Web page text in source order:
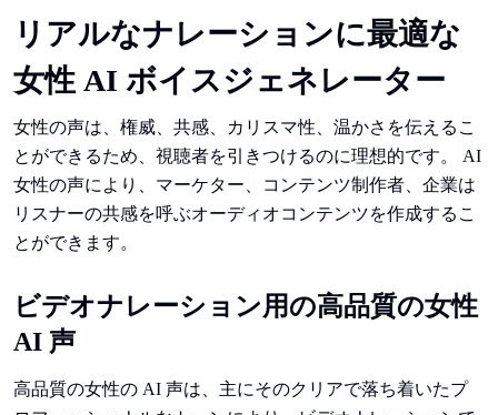
リアルなナレーションに最適な
女性 AI ボイスジェネレーター
女性の声は、権威、共感、カリスマ性、温かさを伝えるこ
とができるため、視聴者を引きつけるのに理想的です。 AI
女性の声により、マーケター、コンテンツ制作者、企業は
リスナーの共感を呼ぶオーディオコンテンツを作成するこ
とができます。
ビデオナレーション用の高品質の女性
AI 声
高品質の女性の AI 声は、主にそのクリアで落ち着いたプ